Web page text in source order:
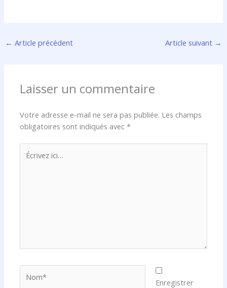
← Article précédent Article suivant →
Laisser un commentaire
Votre adresse e-mail ne sera pas publiée. Les champs
obligatoires sont indiqués avec*
Écrivez
ici…
Enregistrer